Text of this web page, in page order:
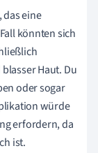
eine
könnten sich
Haut. Du
oder sogar
würde
erfordern, da
ist.